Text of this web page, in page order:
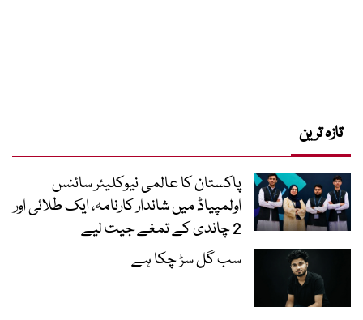
تازہ ترین
پاکستان کا عالمی نیوکلیئر سائنس
اولمپیاڈ میں شاندار کارنامہ، ایک طلائی اور
2 چاندی کے تمغے جیت لیے
سب گل سڑ چکا ہے